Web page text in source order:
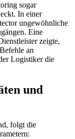
sogar
In einer
ungewöhnliche
Eine
zeigte,
an
Logistiker die
und
folgt die